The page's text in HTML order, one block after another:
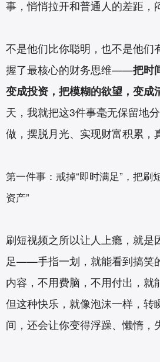
事，悄悄拉开和普通人的差距，
不是他们比你聪明，也不是他们
握了最核心的财务思维——把时
变成投资，把模糊的欲望，变成
天，我就把这3件事毫无保留地
做，摆脱月光、实现财富积累，
第一件事：戒掉“即时满足”，把刷
资产”
刷短视频之所以让人上瘾，就是
足——手指一划，就能看到搞笑
内容，不用费脑，不用付出，就
但这种快乐，就像泡沫一样，转
间，还会让你变得浮躁、懒惰，